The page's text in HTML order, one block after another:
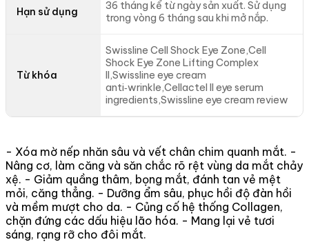
Hạn sử dụng
36 tháng kể từ ngày sản xuất. Sử dụng
trong vòng 6 tháng sau khi mở nắp.
Từ khóa
Swissline Cell Shock Eye Zone,Cell
Shock Eye Zone Lifting Complex
II,Swissline eye cream
anti‑wrinkle,Cellactel II eye serum
ingredients,Swissline eye cream review
- Xóa mờ nếp nhăn sâu và vết chân chim quanh mắt. -
Nâng cơ, làm căng và săn chắc rõ rệt vùng da mắt chảy
xệ. - Giảm quầng thâm, bọng mắt, đánh tan vẻ mệt
mỏi, căng thẳng. - Dưỡng ẩm sâu, phục hồi độ đàn hồi
và mềm mượt cho da. - Củng cố hệ thống Collagen,
chặn đứng các dấu hiệu lão hóa. - Mang lại vẻ tươi
sáng, rạng rỡ cho đôi mắt.